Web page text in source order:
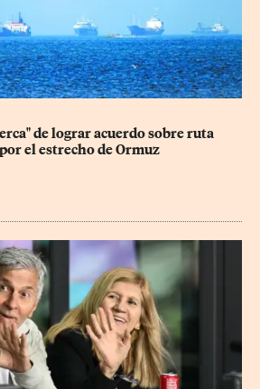
de lograr acuerdo sobre ruta
el estrecho de Ormuz